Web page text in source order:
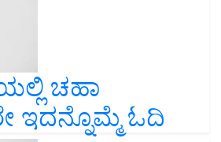
ಚಹಾ
ಇದನ್ನೊಮ್ಮೆ ಓದಿ